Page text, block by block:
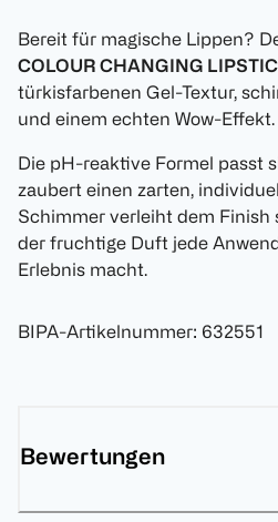
Bereit für magische Lippen?
COLOUR CHANGING
türkisfarbenen Gel-Textur,
und einem echten Wow-Effekt.
Die pH-reaktive Formel passt
zaubert einen zarten,
Schimmer verleiht dem Finish
der fruchtige Duft jede
Erlebnis macht.
BIPA-Artikelnummer: 632551
Bewertungen